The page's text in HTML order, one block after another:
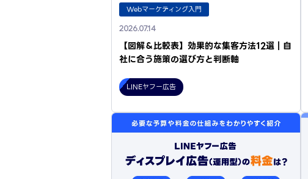
Webマーケティング入門
2026.07.14
【図解＆比較表】効果的な集客方法12選｜自
社に合う施策の選び方と判断軸
LINEヤフー広告